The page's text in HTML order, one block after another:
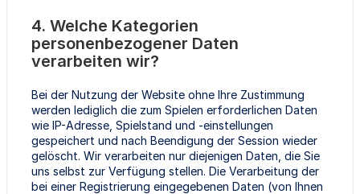
4. Welche Kategorien
personenbezogener Daten
verarbeiten wir?
Bei der Nutzung der Website ohne Ihre Zustimmung
werden lediglich die zum Spielen erforderlichen Daten
wie IP-Adresse, Spielstand und -einstellungen
gespeichert und nach Beendigung der Session wieder
gelöscht. Wir verarbeiten nur diejenigen Daten, die Sie
uns selbst zur Verfügung stellen. Die Verarbeitung der
bei einer Registrierung eingegebenen Daten (von Ihnen